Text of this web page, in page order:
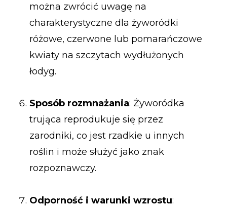
można zwrócić uwagę na
charakterystyczne dla żyworódki
różowe, czerwone lub pomarańczowe
kwiaty na szczytach wydłużonych
łodyg.
Sposób rozmnażania: Żyworódka
trująca reprodukuje się przez
zarodniki, co jest rzadkie u innych
roślin i może służyć jako znak
rozpoznawczy.
Odporność i warunki wzrostu: